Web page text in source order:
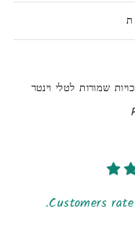
Customers